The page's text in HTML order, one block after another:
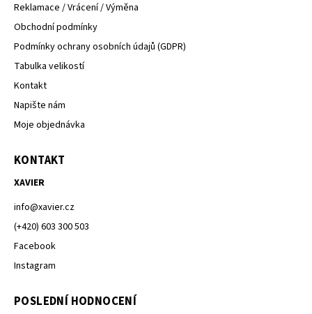
Reklamace / Vrácení / Výměna
Obchodní podmínky
Podmínky ochrany osobních údajů (GDPR)
Tabulka velikostí
Kontakt
Napište nám
Moje objednávka
KONTAKT
XAVIER
info@xavier.cz
(+420) 603 300 503
Facebook
Instagram
POSLEDNÍ HODNOCENÍ